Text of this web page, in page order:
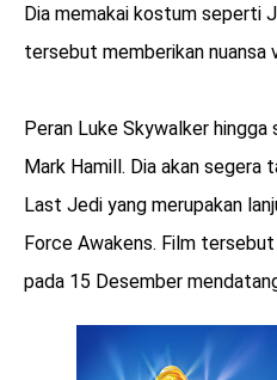
Dia memakai kostum seperti
tersebut memberikan nuansa
Peran Luke Skywalker hingga
Mark Hamill. Dia akan segera
Last Jedi yang merupakan
Force Awakens. Film
pada 15 Desember